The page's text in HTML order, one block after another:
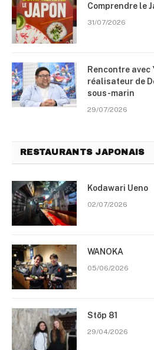
Comprendre le
31/07/2026
Rencontre avec
réalisateur de
sous-marin
29/07/2026
RESTAURANTS JAPONAIS
Kodawari Ueno
02/07/2026
WANOKA
05/06/2026
Stōp 81
29/04/2026